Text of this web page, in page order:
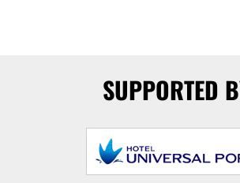
SUPPORTED